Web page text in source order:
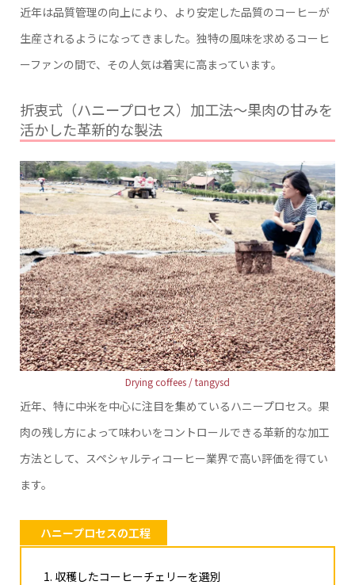
近年は品質管理の向上により、より安定した品質のコーヒーが
生産されるようになってきました。独特の風味を求めるコーヒ
ーファンの間で、その人気は着実に高まっています。
折衷式（ハニープロセス）加工法〜果肉の甘みを
活かした革新的な製法
Drying coffees / tangysd
近年、特に中米を中心に注目を集めているハニープロセス。果
肉の残し方によって味わいをコントロールできる革新的な加工
方法として、スペシャルティコーヒー業界で高い評価を得てい
ます。
ハニープロセスの工程
収穫したコーヒーチェリーを選別